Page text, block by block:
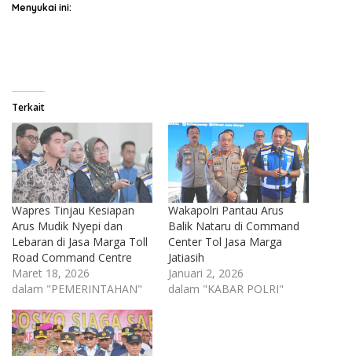
Menyukai ini:
Terkait
Wapres Tinjau Kesiapan
Arus Mudik Nyepi dan
Lebaran di Jasa Marga Toll
Road Command Centre
Maret 18, 2026
dalam "PEMERINTAHAN"
Wakapolri Pantau Arus
Balik Nataru di Command
Center Tol Jasa Marga
Jatiasih
Januari 2, 2026
dalam "KABAR POLRI"